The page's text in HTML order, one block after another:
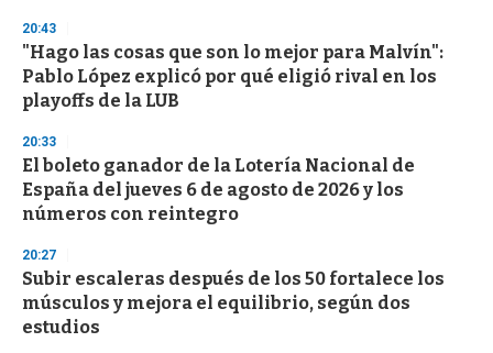
20:43
"Hago las cosas que son lo mejor para Malvín":
Pablo López explicó por qué eligió rival en los
playoffs de la LUB
20:33
El boleto ganador de la Lotería Nacional de
España del jueves 6 de agosto de 2026 y los
números con reintegro
20:27
Subir escaleras después de los 50 fortalece los
músculos y mejora el equilibrio, según dos
estudios